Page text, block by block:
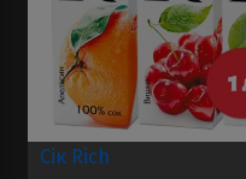
Сік Rich